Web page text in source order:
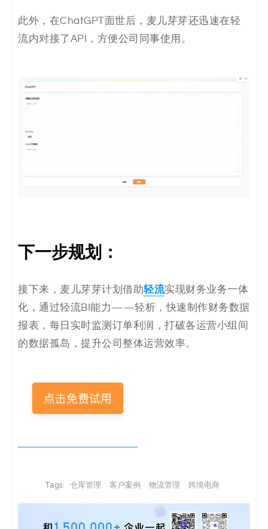
此外，在ChatGPT面世后，麦儿芽芽还迅速在轻
流内对接了API，方便公司同事使用。
下一步规划：
接下来，麦儿芽芽计划借助轻流实现财务业务一体
化，通过轻流BI能力——轻析，快速制作财务数据
报表，每日实时监测订单利润，打破各运营小组间
的数据孤岛，提升公司整体运营效率。
Tags: 仓库管理 客户案例 物流管理 跨境电商